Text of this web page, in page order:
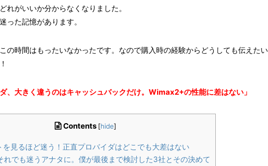
れがいいか分からなくなりました。
った記憶があります。
の時間はもったいなかったです。なので購入時の経験からどうしても伝えたい
ダ、大きく違うのはキャッシュバックだけ。Wimax2+の性能に差はない」
Contents [hide]
を見るほど迷う！正直プロバイダはどこでも大差はない
れでも迷うアナタに。僕が最後まで検討した3社とその決めて